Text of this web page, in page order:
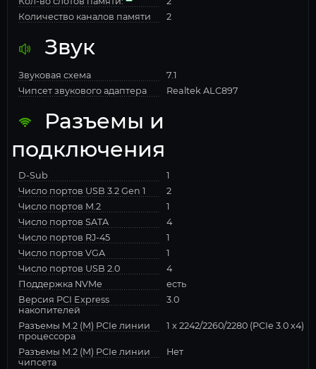
Количество каналов памяти
2
Звук
Звуковая схема
7.1
Чипсет звукового адаптера
Realtek ALC897
Разъемы и
подключения
D-Sub
1
Число портов USB 3.2 Gen 1
2
Число портов M.2
1
Число портов SATA
4
Число портов RJ-45
1
Число портов VGA
1
Число портов USB 2.0
4
Поддержка NVMe
есть
Версия PCI Express
накопителей
3.0
Разъемы M.2 (M) PCIe линии
процессора
1 x 2242/2260/2280 (PCIe 3.0 x4)
Разъемы M.2 (M) PCIe линии
чипсета
Нет